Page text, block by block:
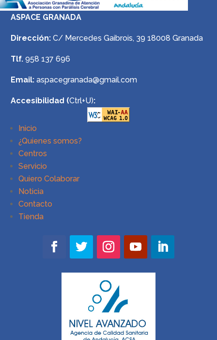
ASPACE GRANADA
Dirección: C/ Mercedes Gaibrois, 39 18008 Granada
Tlf. 958 137 696
Email: aspacegranada@gmail.com
Accesibilidad (Ctrl+U):
Inicio
¿Quienes somos?
Centros
Servicio
Quiero Colaborar
Noticia
Contacto
Tienda